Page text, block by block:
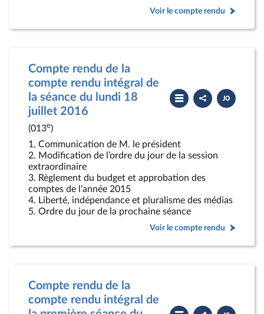
Voir le compte rendu
Compte rendu de la
compte rendu intégral de
la séance du lundi 18
juillet 2016
(013e)
Partager
le
compte
Télécharger
le
PDF
1. Communication de M. le président
2. Modification de l’ordre du jour de la session
extraordinaire
3. Règlement du budget et approbation des
comptes de l’année 2015
4. Liberté, indépendance et pluralisme des médias
5. Ordre du jour de la prochaine séance
Voir le compte rendu
Compte rendu de la
compte rendu intégral de
PartagerTélécharger